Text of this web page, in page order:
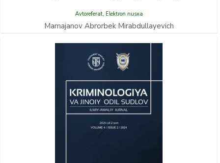
Avtoreferat, Elektron nusxa
Mamajanov Abrorbek Mirabdullayevich